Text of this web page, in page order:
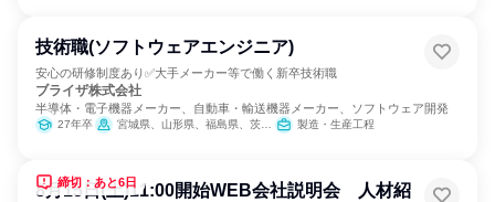
技術職(ソフトウェアエンジニア)
安心の研修制度あり✅大手メーカー等で働く新卒技術職
ブライザ株式会社
半導体・電子機器メーカー、自動車・輸送機器メーカー、ソフトウェア開発
27年卒 宮城県、山形県、福島県、茨城県、栃木県、群馬県、埼玉県、東京都、神奈川県、岐阜県、静岡県、愛知県、三重県、滋賀県、京都府、大阪府、兵庫県、広島県、山口県、福岡県、熊本県、大分県、宮崎県 製造・生産工程
締切：あと6日
8月15日(土)11:00開始WEB会社説明会 人材紹